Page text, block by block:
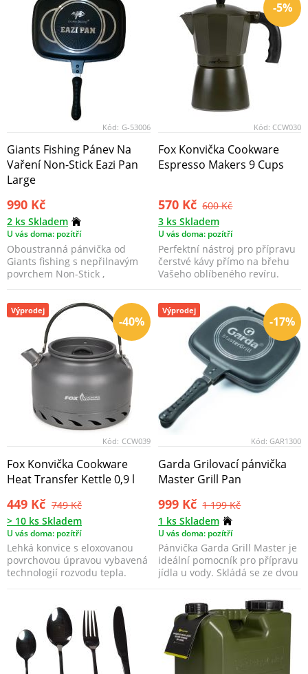
Kód: G-53006
Giants Fishing Pánev Na
Vaření Non-Stick Eazi Pan
Large
990 Kč
2 ks Skladem
U vás doma: pozítří
Oboustranná pánvička od
Giants fishing s nepřilnavým
povrchem Non-Stick ,
-5%
Kód: CCW030
Fox Konvička Cookware
Espresso Makers 9 Cups
570 Kč 600 Kč
3 ks Skladem
U vás doma: pozítří
Perfektní nástroj pro přípravu
čerstvé kávy přímo na břehu
Vašeho oblíbeného revíru.
-40%
Výprodej
Kód: CCW039
Fox Konvička Cookware
Heat Transfer Kettle 0,9 l
449 Kč 749 Kč
> 10 ks Skladem
U vás doma: pozítří
Lehká konvice s eloxovanou
povrchovou úpravou vybavená
technologií rozvodu tepla.
-17%
Výprodej
Kód: GAR1300
Garda Grilovací pánvička
Master Grill Pan
999 Kč 1 199 Kč
1 ks Skladem
U vás doma: pozítří
Pánvička Garda Grill Master je
ideální pomocník pro přípravu
jídla u vody. Skládá se ze dvou